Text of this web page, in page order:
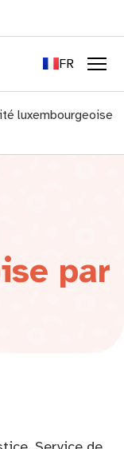
FR
LU
luxembourgeoise
par